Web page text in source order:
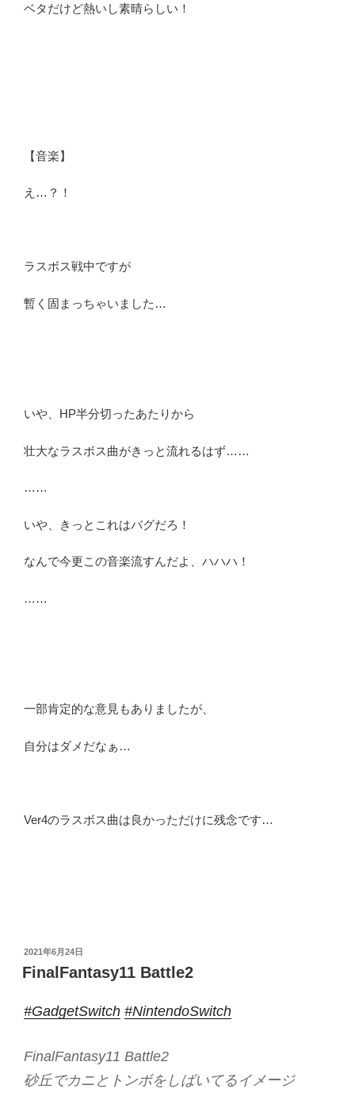
ベタだけど熱いし素晴らしい！
【音楽】
え…？！
ラスボス戦中ですが
暫く固まっちゃいました…
いや、HP半分切ったあたりから
壮大なラスボス曲がきっと流れるはず……
……
いや、きっとこれはバグだろ！
なんで今更この音楽流すんだよ、ハハハ！
……
一部肯定的な意見もありましたが、
自分はダメだなぁ…
Ver4のラスボス曲は良かっただけに残念です…
投
稿
日:
2021年6月24日
FinalFantasy11 Battle2
#GadgetSwitch #NintendoSwitch
FinalFantasy11 Battle2
砂丘でカニとトンボをしばいてるイメージ